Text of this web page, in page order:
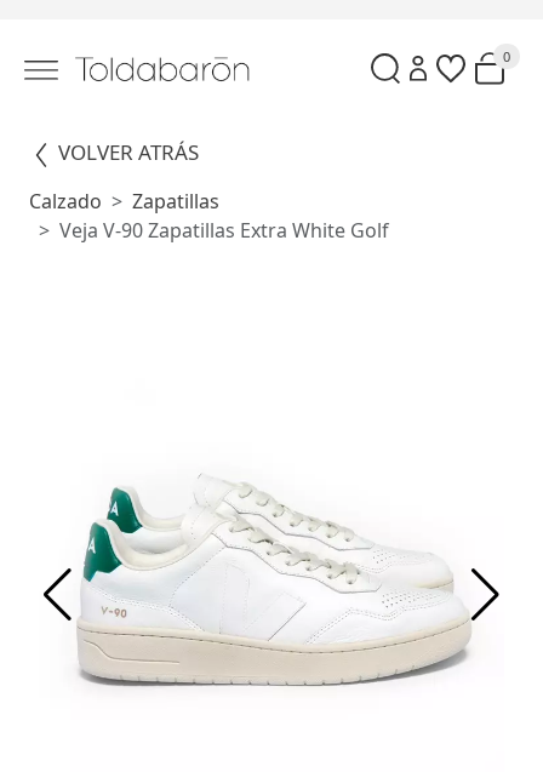
0
VOLVER ATRÁS
Calzado
Zapatillas
Veja V-90 Zapatillas Extra White Golf